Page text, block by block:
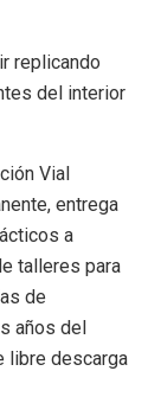
replicando
del interior
Vial
entrega
a
talleres para
de
años del
libre descarga